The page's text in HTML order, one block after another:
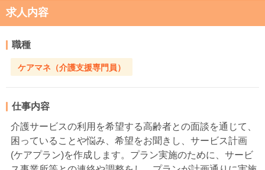
求人内容
職種
ケアマネ（介護支援専門員）
仕事内容
介護サービスの利用を希望する高齢者との面談を通じて、
困っていることや悩み、希望をお聞きし、サービス計画
(ケアプラン)を作成します。プラン実施のために、サービ